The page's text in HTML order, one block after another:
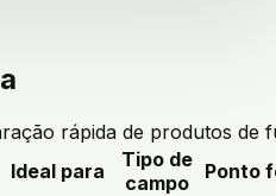
rápida de produtos de
Ideal para
Tipo de
campo
Ponto